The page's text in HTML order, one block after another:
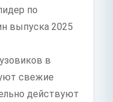
по
выпуска 2025
в
свежие
действуют